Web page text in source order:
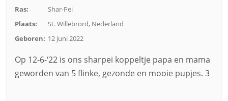
Ras:
Shar-Pei
Plaats:
St. Willebrord, Nederland
Geboren: 12 juni 2022
Op 12-6-‘22 is ons sharpei koppeltje papa en mama
geworden van 5 flinke, gezonde en mooie pupjes. 3